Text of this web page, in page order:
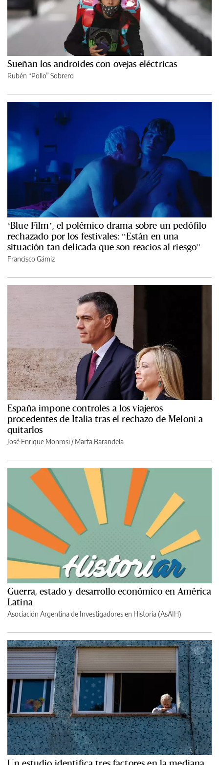
Sueñan los androides con ovejas eléctricas
Rubén “Pollo” Sobrero
‘Blue Film’, el polémico drama sobre un pedófilo
rechazado por los festivales: “Están en una
situación tan delicada que son reacios al riesgo”
Francisco Gámiz
España impone controles a los viajeros
procedentes de Italia tras el rechazo de Meloni a
quitarlos
José Enrique Monrosi / Marta Barandela
Guerra, estado y desarrollo económico en América
Latina
Asociación Argentina de Investigadores en Historia (AsAIH)